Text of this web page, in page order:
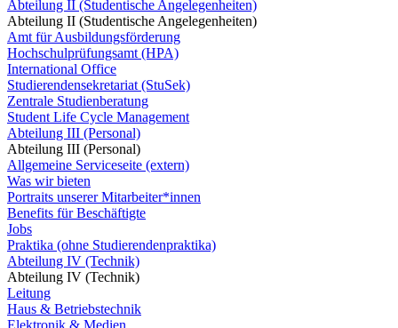
Abteilung II (Studentische Angelegenheiten)
Abteilung II (Studentische Angelegenheiten)
Amt für Ausbildungsförderung
Hochschulprüfungsamt (HPA)
International Office
Studierendensekretariat (StuSek)
Zentrale Studienberatung
Student Life Cycle Management
Abteilung III (Personal)
Abteilung III (Personal)
Allgemeine Serviceseite (extern)
Was wir bieten
Portraits unserer Mitarbeiter*innen
Benefits für Beschäftigte
Jobs
Praktika (ohne Studierendenpraktika)
Abteilung IV (Technik)
Abteilung IV (Technik)
Leitung
Haus & Betriebstechnik
Elektronik & Medien